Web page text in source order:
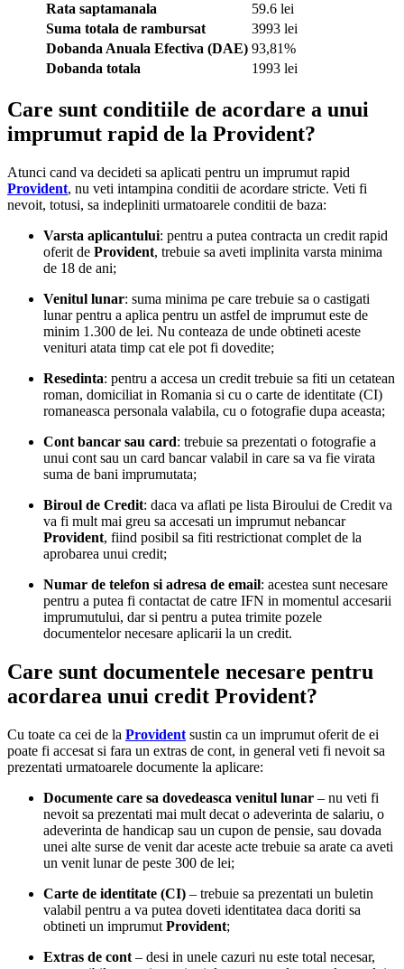
Rata saptamanala
59.6 lei
Suma totala de rambursat
3993 lei
Dobanda Anuala Efectiva (DAE) 93,81%
Dobanda totala
1993 lei
Care sunt conditiile de acordare a unui
imprumut rapid de la Provident?
Atunci cand va decideti sa aplicati pentru un imprumut rapid
Provident, nu veti intampina conditii de acordare stricte. Veti fi
nevoit, totusi, sa indepliniti urmatoarele conditii de baza:
Varsta aplicantului: pentru a putea contracta un credit rapid
oferit de Provident, trebuie sa aveti implinita varsta minima
de 18 de ani;
Venitul lunar: suma minima pe care trebuie sa o castigati
lunar pentru a aplica pentru un astfel de imprumut este de
minim 1.300 de lei. Nu conteaza de unde obtineti aceste
venituri atata timp cat ele pot fi dovedite;
Resedinta: pentru a accesa un credit trebuie sa fiti un cetatean
roman, domiciliat in Romania si cu o carte de identitate (CI)
romaneasca personala valabila, cu o fotografie dupa aceasta;
Cont bancar sau card: trebuie sa prezentati o fotografie a
unui cont sau un card bancar valabil in care sa va fie virata
suma de bani imprumutata;
Biroul de Credit: daca va aflati pe lista Biroului de Credit va
va fi mult mai greu sa accesati un imprumut nebancar
Provident, fiind posibil sa fiti restrictionat complet de la
aprobarea unui credit;
Numar de telefon si adresa de email: acestea sunt necesare
pentru a putea fi contactat de catre IFN in momentul accesarii
imprumutului, dar si pentru a putea trimite pozele
documentelor necesare aplicarii la un credit.
Care sunt documentele necesare pentru
acordarea unui credit Provident?
Cu toate ca cei de la Provident sustin ca un imprumut oferit de ei
poate fi accesat si fara un extras de cont, in general veti fi nevoit sa
prezentati urmatoarele documente la aplicare:
Documente care sa dovedeasca venitul lunar – nu veti fi
nevoit sa prezentati mai mult decat o adeverinta de salariu, o
adeverinta de handicap sau un cupon de pensie, sau dovada
unei alte surse de venit dar aceste acte trebuie sa arate ca aveti
un venit lunar de peste 300 de lei;
Carte de identitate (CI) – trebuie sa prezentati un buletin
valabil pentru a va putea doveti identitatea daca doriti sa
obtineti un imprumut Provident;
Extras de cont – desi in unele cazuri nu este total necesar,